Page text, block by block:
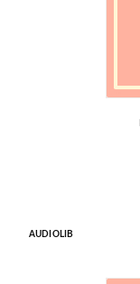
AUDIOLIB